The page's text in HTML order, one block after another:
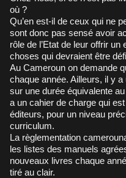
où ?
Qu’en est-il de ceux qui ne
sont donc pas sensé avoir
rôle de l’Etat de leur offrir
choses qui devraient être
Au Cameroun on demande
chaque année. Ailleurs, il y
sur une durée équivalente
a un cahier de charge qui
éditeurs, pour un niveau
curriculum.
La règlementation
les listes des manuels
nouveaux livres chaque
tiré au clair.